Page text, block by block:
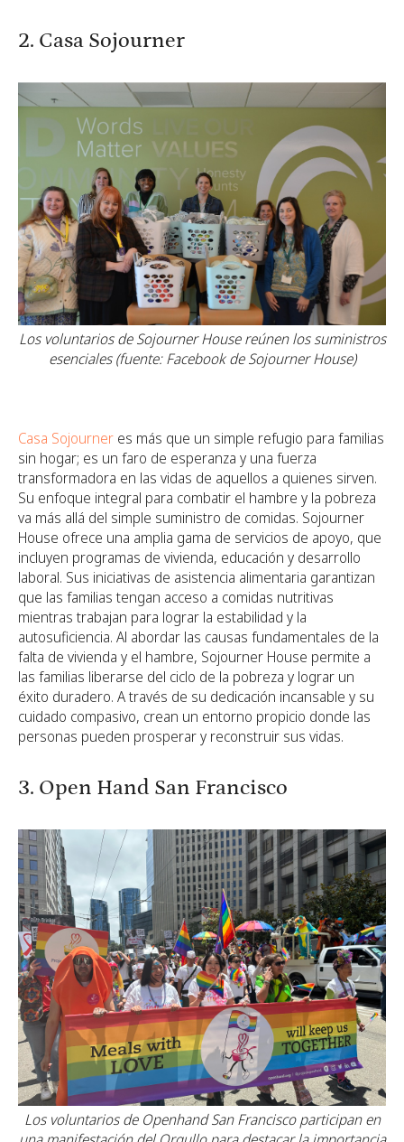
2. Casa Sojourner
Los voluntarios de Sojourner House reúnen los suministros
esenciales (fuente: Facebook de Sojourner House)
Casa Sojourner es más que un simple refugio para familias
sin hogar; es un faro de esperanza y una fuerza
transformadora en las vidas de aquellos a quienes sirven.
Su enfoque integral para combatir el hambre y la pobreza
va más allá del simple suministro de comidas. Sojourner
House ofrece una amplia gama de servicios de apoyo, que
incluyen programas de vivienda, educación y desarrollo
laboral. Sus iniciativas de asistencia alimentaria garantizan
que las familias tengan acceso a comidas nutritivas
mientras trabajan para lograr la estabilidad y la
autosuficiencia. Al abordar las causas fundamentales de la
falta de vivienda y el hambre, Sojourner House permite a
las familias liberarse del ciclo de la pobreza y lograr un
éxito duradero. A través de su dedicación incansable y su
cuidado compasivo, crean un entorno propicio donde las
personas pueden prosperar y reconstruir sus vidas.
3. Open Hand San Francisco
Los voluntarios de Openhand San Francisco participan en